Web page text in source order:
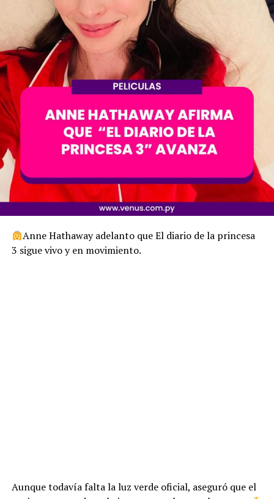
Anne Hathaway adelanto que El diario de la princesa
3 sigue vivo y en movimiento.
Aunque todavía falta la luz verde oficial, aseguró que el